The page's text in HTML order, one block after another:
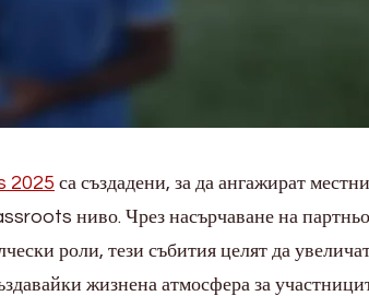
2025 са създадени, за да ангажират
ниво. Чрез насърчаване на
роли, тези събития целят да
жизнена атмосфера за